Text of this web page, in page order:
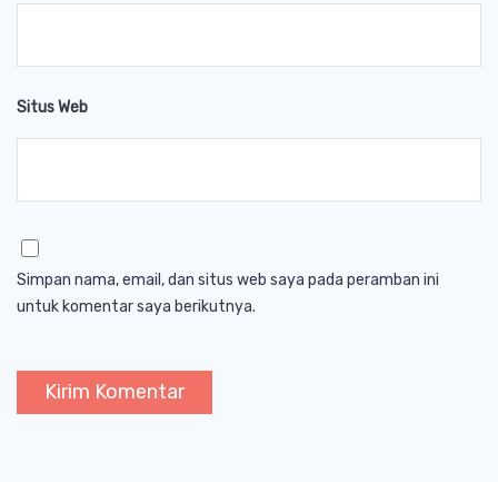
Situs Web
Simpan nama, email, dan situs web saya pada peramban ini
untuk komentar saya berikutnya.